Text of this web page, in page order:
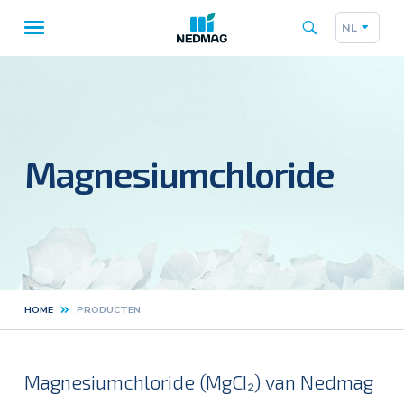
Hoofdnavigatie
NL
Magnesiumchloride
Kruimelpad
HOME PRODUCTEN
Magnesiumchloride (MgCI₂) van Nedmag